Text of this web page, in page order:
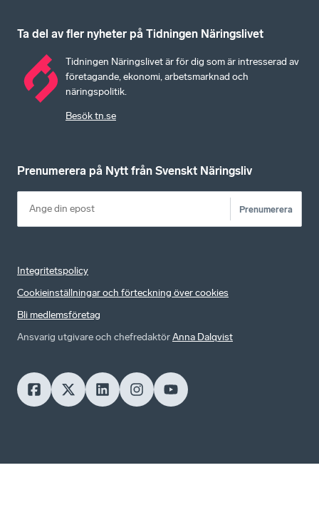
Ta del av fler nyheter på Tidningen Näringslivet
Tidningen Näringslivet är för dig som är intresserad av
företagande, ekonomi, arbetsmarknad och
näringspolitik.
Besök tn.se
Prenumerera på Nytt från Svenskt Näringsliv
Prenumerera
Integritetspolicy
Cookieinställningar och förteckning över cookies
Bli medlemsföretag
Ansvarig utgivare och chefredaktörAnna Dalqvist